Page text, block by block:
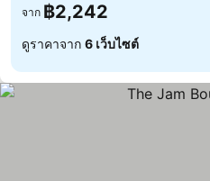
จาก ฿2,242
ดูราคาจาก 6 เว็บไซต์